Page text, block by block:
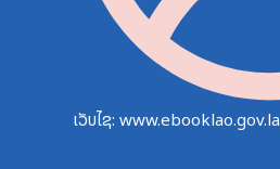
ເວັບໄຊ: www.ebooklao.gov.la